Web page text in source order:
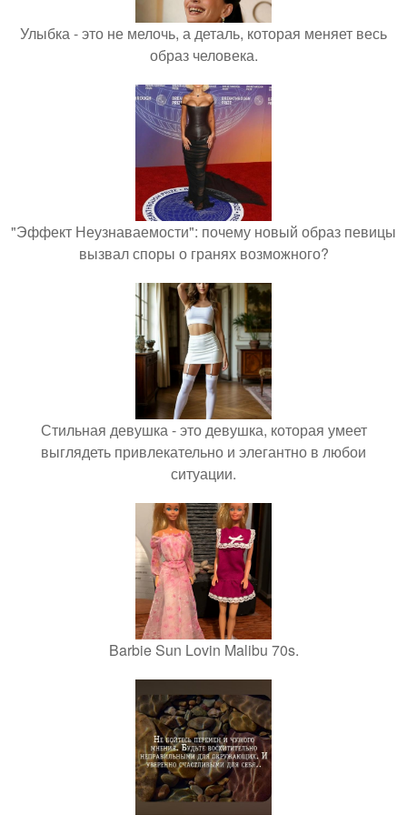
Улыбка - это не мелочь, а деталь, которая меняет весь
образ человека.
"Эффект Неузнаваемости": почему новый образ певицы
вызвал споры о гранях возможного?
Стильная девушка - это девушка, которая умеет
выглядеть привлекательно и элегантно в любои
ситуации.
Barbie Sun Lovin Malibu 70s.